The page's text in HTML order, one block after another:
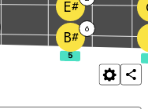
B# 6
E#